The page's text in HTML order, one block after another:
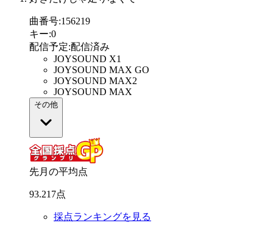
曲番号:156219
キー:0
配信予定:配信済み
JOYSOUND X1
JOYSOUND MAX GO
JOYSOUND MAX2
JOYSOUND MAX
その他
先月の平均点
93.217点
採点ランキングを見る